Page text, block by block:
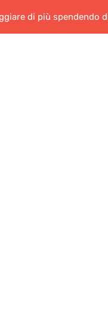
di più spendendo